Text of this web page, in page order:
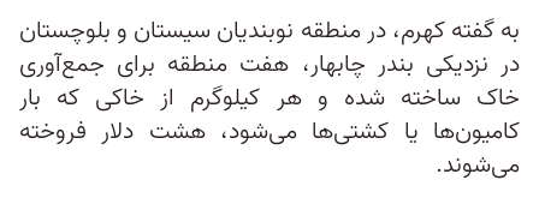
به گفته کهرم، در منطقه نوبندیان سیستان و بلوچستان
در نزدیکی بندر چابهار، هفت منطقه برای جمع‌آوری
خاک ساخته شده و هر کیلوگرم از خاکی که بار
کامیون‌ها یا کشتی‌ها می‌شود، هشت دلار فروخته
می‌شوند.